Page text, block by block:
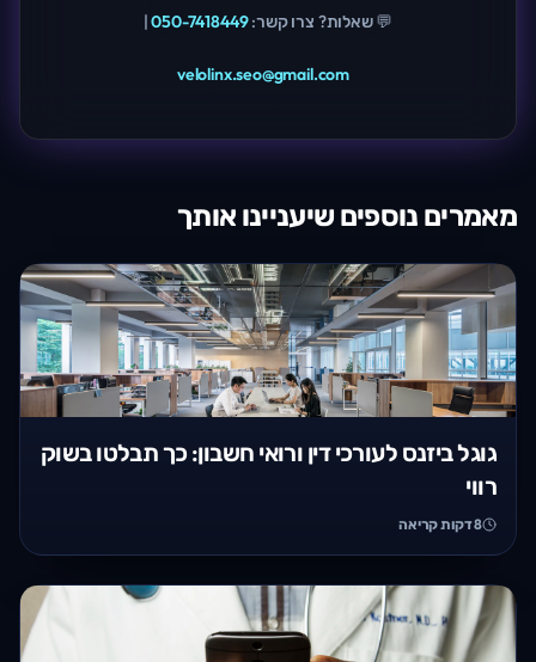
💬 שאלות? צרו קשר:050-7418449
|
velolinx.seo@gmail.com
מאמרים נוספים שיעניינו אותך
גוגל ביזנס לעורכי דין ורואי חשבון: כך תבלטו בשוק
רווי
8דקות קריאה